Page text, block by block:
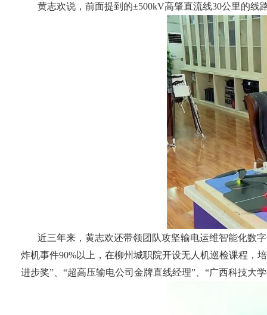
黄志欢说，前面提到的±500kV高肇直流线30公里的
近三年来，黄志欢还带领团队攻坚输电运维智能化数
炸机事件90%以上，在柳州城职院开设无人机巡检课程，
进步奖”、“超高压输电公司金牌直线经理”、“广西科技大